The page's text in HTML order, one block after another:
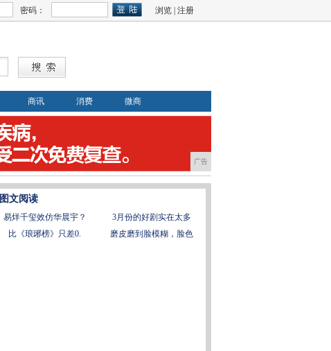
密码： 浏览 注册
商讯 消费 微商
广告
图文阅读
易烊千玺效仿华晨宇？
3月份的好剧实在太多
比《琅琊榜》只差0.
磨皮磨到脸模糊，脸色